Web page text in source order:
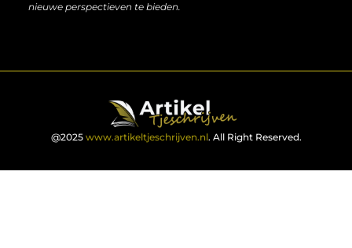
nieuwe perspectieven te bieden.
@2025 www.artikeltjeschrijven.nl. All Right Reserved.